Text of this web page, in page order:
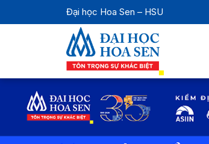
Đại học Hoa Sen – HSU